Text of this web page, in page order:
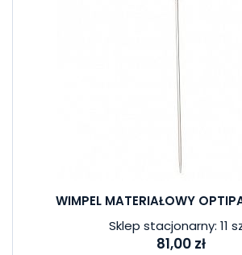
WIMPEL MATERIAŁOWY
Sklep stacjonarny: 11
81,00 zł